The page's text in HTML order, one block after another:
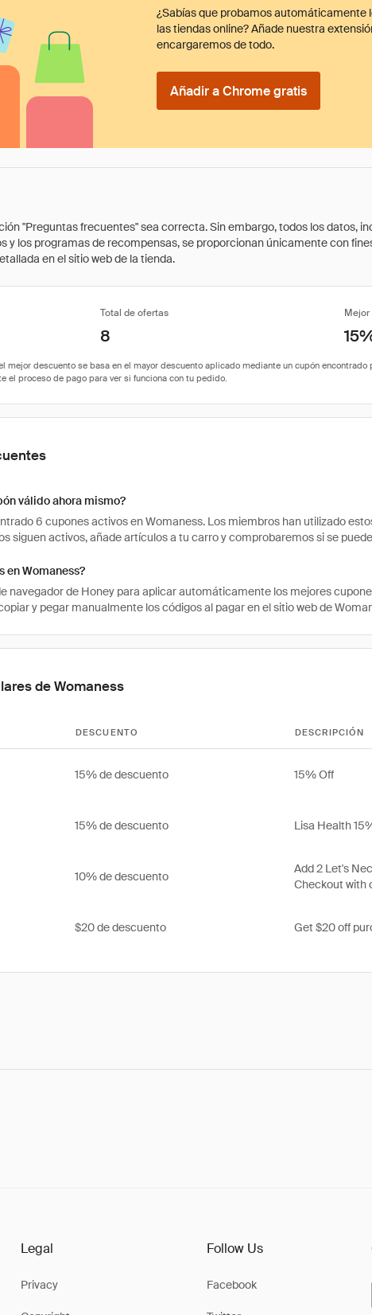
¿Sabías que probamos automáticamente
las tiendas online? Añade nuestra
encargaremos de todo.
Añadir a Chrome gratis
"Preguntas frecuentes" sea correcta. Sin embargo, todos los datos,
los programas de recompensas, se proporcionan únicamente con
en el sitio web de la tienda.
Total de ofertas
8
válido ahora mismo?
6 cupones activos en Womaness. Los miembros han utilizado
siguen activos, añade artículos a tu carro y comprobaremos si se
en Womaness?
navegador de Honey para aplicar automáticamente los mejores
y pegar manualmente los códigos al pagar en el sitio web de
de Womaness
DESCUENTO DESCRIPCIÓN
15% de descuento 15% Off
15% de descuento Lisa Health
10% de descuento
Add 2 Let's
Checkout with
$20 de descuento Get $20 off
Legal
Privacy
Follow Us
Facebook